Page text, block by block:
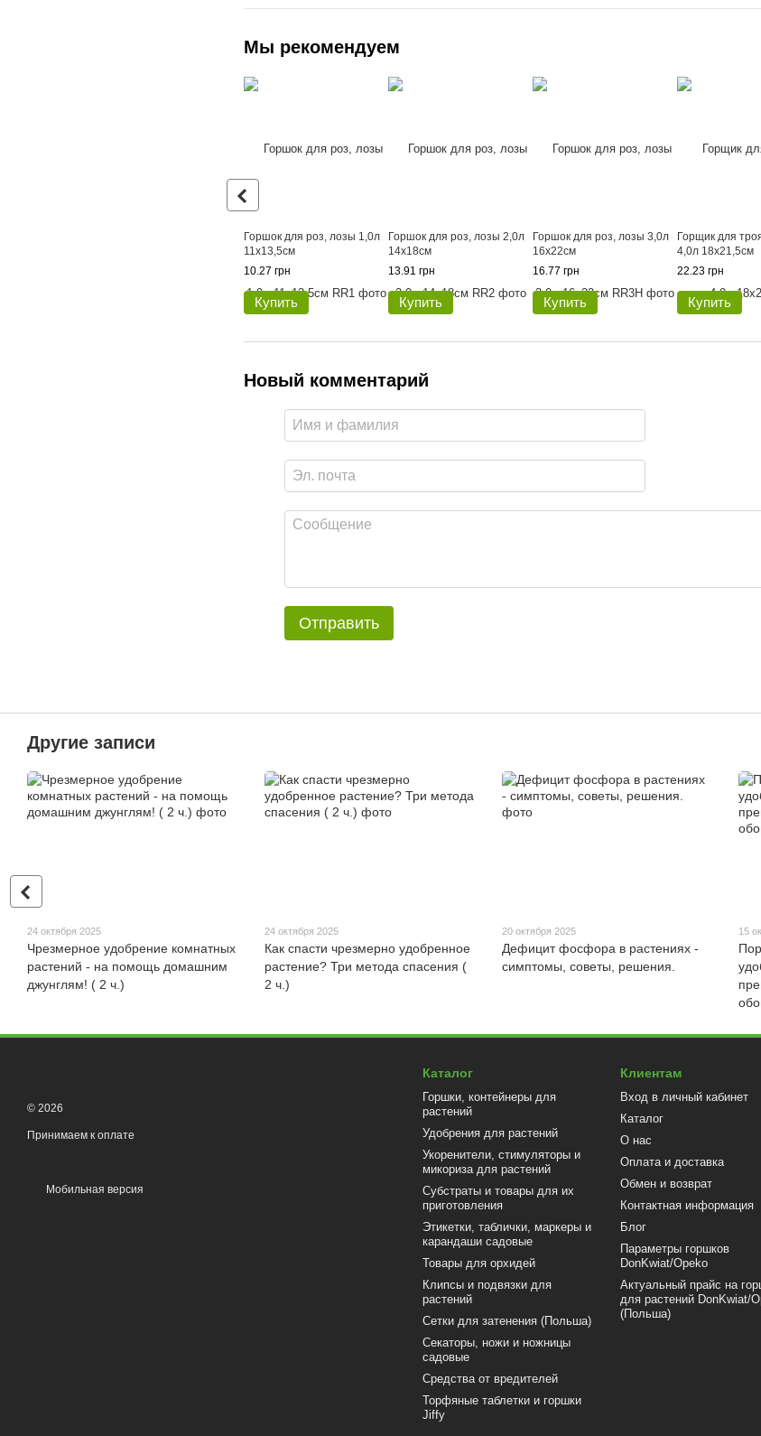
Мы рекомендуем
Горшок для роз, лозы 1,0л
11х13,5см
10.27 грн
Купить
Горшок для роз, лозы 2,0л
14х18см
13.91 грн
Купить
Горшок для роз, лозы 3,0л
16х22см
16.77 грн
Купить
Горщик для
4,0л 18х21,5см
22.23 грн
Купить
Новый комментарий
Отправить
Другие записи
24 октября 2025
Чрезмерное удобрение комнатных
растений - на помощь домашним
джунглям! ( 2 ч.)
24 октября 2025
Как спасти чрезмерно удобренное
растение? Три метода спасения (
2 ч.)
20 октября 2025
Дефицит фосфора в растениях -
симптомы, советы, решения.
15
© 2026
Принимаем к оплате
Мобильная версия
Каталог
Горшки, контейнеры для
растений
Удобрения для растений
Укоренители, стимуляторы и
микориза для растений
Субстраты и товары для их
приготовления
Этикетки, таблички, маркеры и
карандаши садовые
Товары для орхидей
Клипсы и подвязки для
растений
Сетки для затенения (Польша)
Секаторы, ножи и ножницы
садовые
Средства от вредителей
Торфяные таблетки и горшки
Jiffy
Клиентам
Вход в личный кабинет
Каталог
О нас
Оплата и доставка
Обмен и возврат
Контактная информация
Блог
Параметры горшков
DonKwiat/Opeko
Актуальный прайс на
для растений DonKwiat/
(Польша)